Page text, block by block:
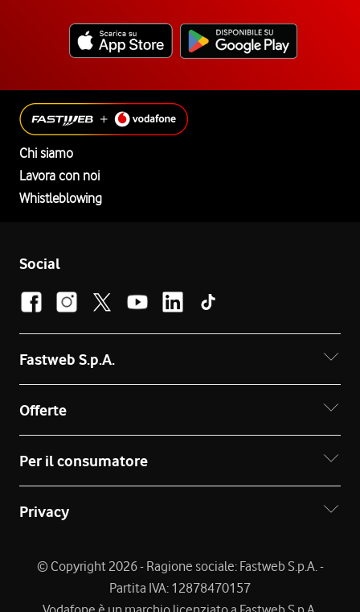
Chi siamo
Lavora con noi
Whistleblowing
Social
Fastweb S.p.A.
Offerte
Per il consumatore
Privacy
© Copyright 2026 - Ragione sociale: Fastweb S.p.A. -
Partita IVA: 12878470157